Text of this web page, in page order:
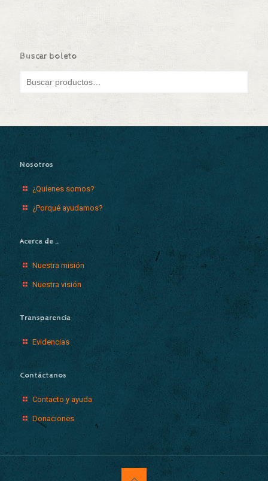
Buscar boleto
Nosotros
¿Quíenes somos?
¿Porqué ayudamos?
Acerca de …
Nuestra misión
Nuestra visión
Transparencia
Evidencias
Contáctanos
Contacto y ayuda
Donaciones